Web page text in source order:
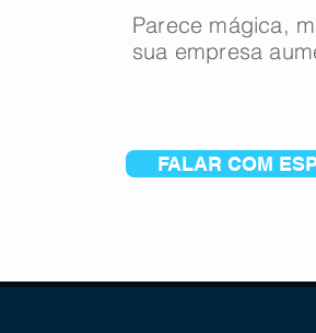
Parece mágica,
sua empresa
FALAR COM